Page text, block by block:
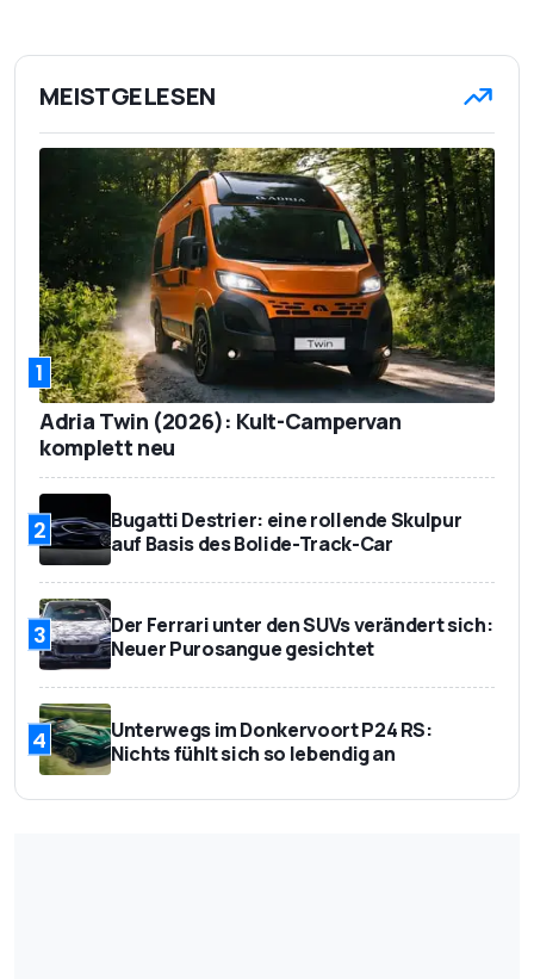
MEISTGELESEN
1
Adria Twin (2026): Kult-Campervan
komplett neu
2
Bugatti Destrier: eine rollende Skulpur
auf Basis des Bolide-Track-Car
3
Der Ferrari unter den SUVs verändert sich:
Neuer Purosangue gesichtet
4
Unterwegs im Donkervoort P24 RS:
Nichts fühlt sich so lebendig an